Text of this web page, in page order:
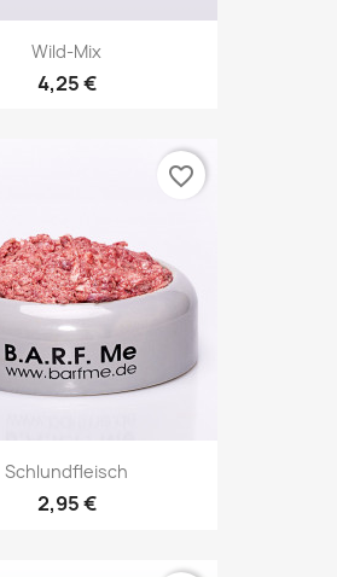
Wild-Mix
4,25 €
Schlundfleisch
2,95 €
favorite_border